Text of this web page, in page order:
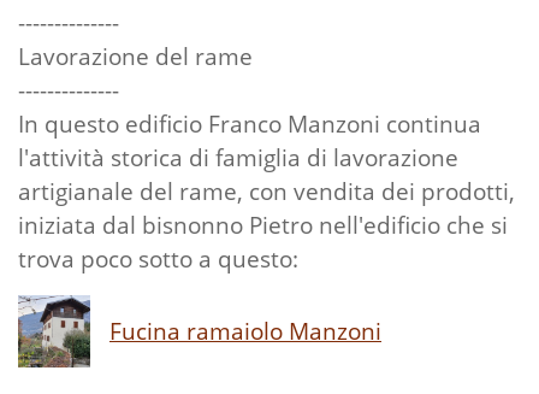
--------------
Lavorazione del rame
--------------
In questo edificio Franco Manzoni continua
l'attività storica di famiglia di lavorazione
artigianale del rame, con vendita dei prodotti,
iniziata dal bisnonno Pietro nell'edificio che si
trova poco sotto a questo:
Fucina ramaiolo Manzoni